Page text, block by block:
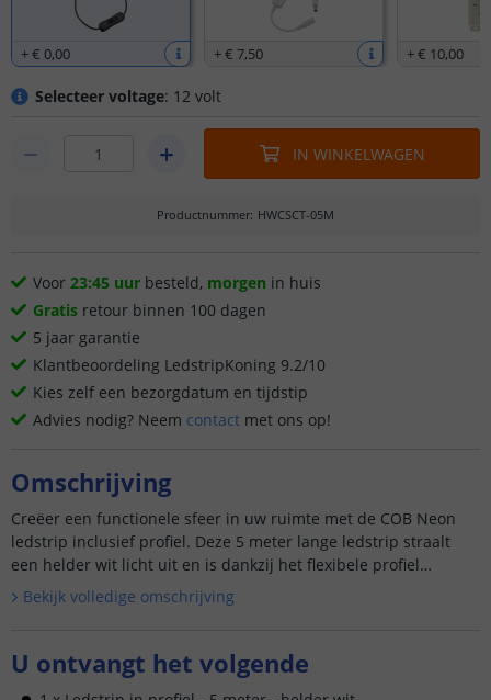
+€ 0,00 +€ 7,50 +€ 10,00
Selecteer voltage: 12 volt
IN WINKELWAGEN
Productnummer: HWCSCT-05M
Voor 23:45 uur besteld, morgen in huis
Gratis retour binnen 100 dagen
5 jaar garantie
Klantbeoordeling LedstripKoning 9.2/10
Kies zelf een bezorgdatum en tijdstip
Advies nodig? Neem contact met ons op!
Omschrijving
Creëer een functionele sfeer in uw ruimte met de COB Neon
ledstrip inclusief profiel. Deze 5 meter lange ledstrip straalt
een helder wit licht uit en is dankzij het flexibele profiel
eenvoudig te installeren. Bovendien is deze ledstrip o...
Bekijk volledige omschrijving
U ontvangt het volgende